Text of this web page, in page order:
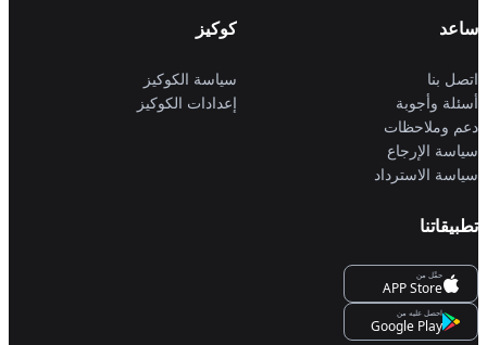
ساعد
اتصل بنا
أسئلة وأجوبة
دعم وملاحظات
سياسة الإرجاع
سياسة الاسترداد
كوكيز
سياسة الكوكيز
إعدادات الكوكيز
تطبيقاتنا
حمِّل من
APP Store
احصل عليه من
Google Play